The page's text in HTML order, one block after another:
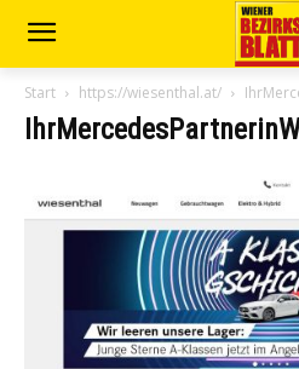
Start https://wiesenthal.at/